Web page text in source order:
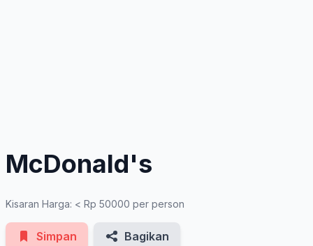
McDonald's
Kisaran Harga: < Rp 50000 per person
Simpan Bagikan